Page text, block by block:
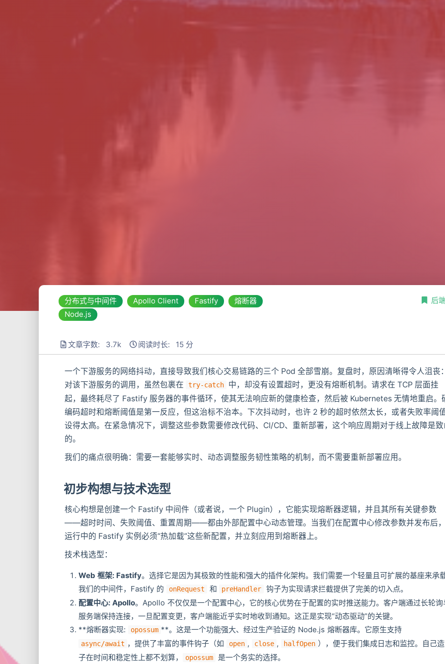
分布式与中间件 Apollo Client Fastify
熔断器
Node.js
后
文章字数: 3.7k 阅读时长: 15 分
一个下游服务的网络抖动，直接导致我们核心交易链路的三个 Pod 全部雪崩。复盘时，原因清晰得令人沮丧
对该下游服务的调用，虽然包裹在
try-catch
中，却没有设置超时，更没有熔断机制。请求在 TCP 层面挂
起，最终耗尽了 Fastify 服务器的事件循环，使其无法响应新的健康检查，然后被 Kubernetes 无情地重启。
编码超时和熔断阈值是第一反应，但这治标不治本。下次抖动时，也许 2 秒的超时依然太长，或者失败率阈
设得太高。在紧急情况下，调整这些参数需要修改代码、CI/CD、重新部署，这个响应周期对于线上故障是
的。
我们的痛点很明确：需要一套能够实时、动态调整服务韧性策略的机制，而不需要重新部署应用。
初步构想与技术选型
核心构想是创建一个 Fastify 中间件（或者说，一个 Plugin），它能实现熔断器逻辑，并且其所有关键参数
——超时时间、失败阈值、重置周期——都由外部配置中心动态管理。当我们在配置中心修改参数并发布后
运行中的 Fastify 实例必须“热加载”这些新配置，并立刻应用到熔断器上。
技术栈选型：
Web 框架: Fastify。选择它是因为其极致的性能和强大的插件化架构。我们需要一个轻量且可扩展的基座来承
我们的中间件，Fastify 的
onRequest 和 preHandler
钩子为实现请求拦截提供了完美的切入点。
配置中心: Apollo。Apollo 不仅仅是一个配置中心，它的核心优势在于配置的实时推送能力。客户端通过长轮询
服务端保持连接，一旦配置变更，客户端能近乎实时地收到通知。这正是实现“动态驱动”的关键。
**熔断器实现:
opossum **。这是一个功能强大、经过生产验证的 Node.js 熔断器库。它原生支持
async/await ，提供了丰富的事件钩子（如 open , close , halfOpen ），便于我们集成日志和监控。自己
子在时间和稳定性上都不划算，
opossum 是一个务实的选择。